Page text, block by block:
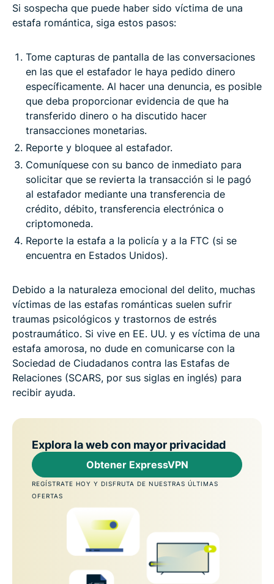
Si sospecha que puede haber sido víctima de una
estafa romántica, siga estos pasos:
Tome capturas de pantalla de las conversaciones
en las que el estafador le haya pedido dinero
específicamente. Al hacer una denuncia, es posible
que deba proporcionar evidencia de que ha
transferido dinero o ha discutido hacer
transacciones monetarias.
Reporte y bloquee al estafador.
Comuníquese con su banco de inmediato para
solicitar que se revierta la transacción si le pagó
al estafador mediante una transferencia de
crédito, débito, transferencia electrónica o
criptomoneda.
Reporte la estafa a la policía y a la FTC (si se
encuentra en Estados Unidos).
Debido a la naturaleza emocional del delito, muchas
víctimas de las estafas románticas suelen sufrir
traumas psicológicos y trastornos de estrés
postraumático. Si vive en EE. UU. y es víctima de una
estafa amorosa, no dude en comunicarse con la
Sociedad de Ciudadanos contra las Estafas de
Relaciones (SCARS, por sus siglas en inglés) para
recibir ayuda.
Explora la web con mayor privacidad
Obtener ExpressVPN
REGÍSTRATE HOY Y DISFRUTA DE NUESTRAS ÚLTIMAS
OFERTAS